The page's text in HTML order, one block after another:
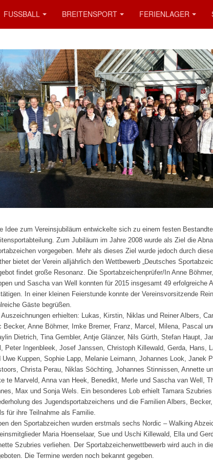
FUSSBALL BREITENSPORT FERIENLAGER
Idee zum Vereinsjubiläum entwickelte sich zu einem festen
Zum Jubiläum im Jahre 2008 wurde als Ziel die
vorgegeben. Mehr als dieses Ziel wurde jedoch durch
bietet der Verein alljährlich den Wettbewerb „Deutsches
findet große Resonanz. Die Sportabzeichenprüfer/In Anne
und Sascha van Well konnten für 2015 insgesamt 49 erfolgreiche
In einer kleinen Feierstunde konnte der Vereinsvorsitzende
Gäste begrüßen.
Auszeichnungen erhielten: Lukas, Kirstin, Niklas und Reiner Albers,
Becker, Anne Böhmer, Imke Bremer, Franz, Marcel, Milena, Pascal
Dietrich, Tina Gembler, Antje Glänzer, Nils Gürth, Stefan Haupt,
Peter Ingenbleek, Josef Janssen, Christoph Killewald, Gerda, Hans,
Uwe Kuppen, Sophie Lapp, Melanie Leimann, Johannes Look, Janek
Christa Perau, Niklas Söchting, Johannes Stinnissen, Annette
te Marveld, Anna van Heek, Benedikt, Merle und Sascha van Well,
Max und Sonja Wels. Ein besonderes Lob erhielt Tamara
des Jugendsportabzeichens und die Familien Albers,
für ihre Teilnahme als Familie.
den Sportabzeichen wurden erstmals sechs Nordic – Walking
Maria Hoenselaar, Sue und Uschi Killewald, Ella und
Szubries verliehen. Der Sportabzeichenwettbewerb wird auch in
Die Termine werden noch bekannt gegeben.